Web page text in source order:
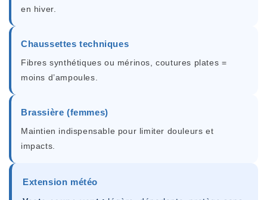
en hiver.
Chaussettes techniques
Fibres synthétiques ou mérinos, coutures plates =
moins d’ampoules.
Brassière (femmes)
Maintien indispensable pour limiter douleurs et
impacts.
Extension météo